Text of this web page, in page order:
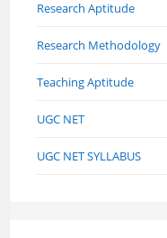
Research Aptitude
Research Methodology
Teaching Aptitude
UGC NET
UGC NET SYLLABUS